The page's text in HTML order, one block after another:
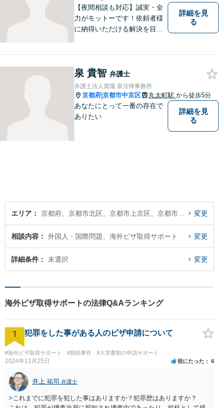
査対応、タックスプランニン
グなど。
【夜間相談も対応】誠実・全
力がモットーです！依頼者様
に納得いただける解決を目指
詳細を見
る
泉 貴智 弁護士
弁護士法人貴陽 泉法律事務所
京都府|京都市中京区 丸太町駅 から徒歩5分
あなたにとって一番の存在で
ありたい
詳細を見
る
エリア 変更
相談内容 外国人・国際問題、海外ビザ取得サポート 変更
詳細条件 未選択 変更
海外ビザ取得サポートの法律Q&Aランキング
1 犯罪をした事がある人のビザ申請について
#海外ビザ取得サポート #脱税事件 #入管書類の申請サポート
2024年11月25日 役にたった 6
井上 祐司 弁護士
>これまでに犯罪を犯した事はありますか？犯罪歴はありますか？